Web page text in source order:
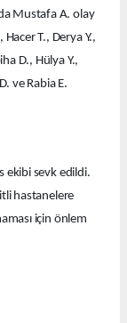
Mustafa A. olay
T., Derya Y.,
D., Hülya Y.,
ve Rabia E.
ekibi sevk edildi.
hastanelere
için önlem